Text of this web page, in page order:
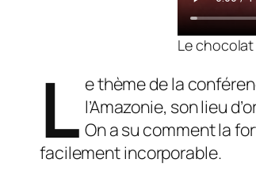
Le
L e thème de la
l’Amazonie, son lieu
On a su comment la
facilement incorporable.